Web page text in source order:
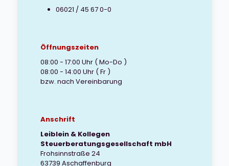
06021 / 45 67 0-0
Öffnungszeiten
08:00 - 17:00 Uhr ( Mo-Do )
08:00 - 14:00 Uhr ( Fr )
bzw. nach Vereinbarung
Anschrift
Leiblein & Kollegen
Steuerberatungsgesellschaft mbH
Frohsinnstraße 24
63739 Aschaffenburg